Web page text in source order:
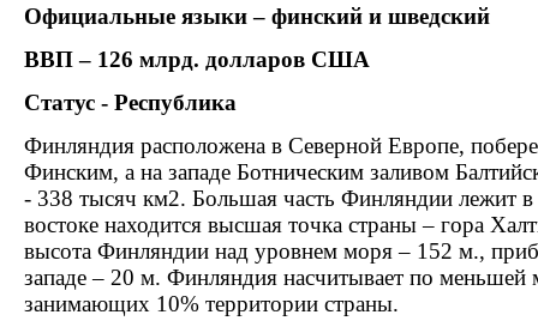
Официальные языки – финский и шведский
ВВП – 126 млрд. долларов США
Статус - Республика
Финляндия расположена в Северной Европе,
Финским, а на западе Ботническим заливом
- 338 тысяч км2. Большая часть Финляндии лежит в
востоке находится высшая точка страны – гора
высота Финляндии над уровнем моря – 152 м.,
западе – 20 м. Финляндия насчитывает по меньшей
занимающих 10% территории страны.